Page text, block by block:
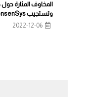
وتستجيب ConsenSys لرد هذه المخاوف.
2022-12-06